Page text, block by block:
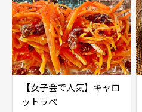
【女子会で人気】キャロ
ットラペ